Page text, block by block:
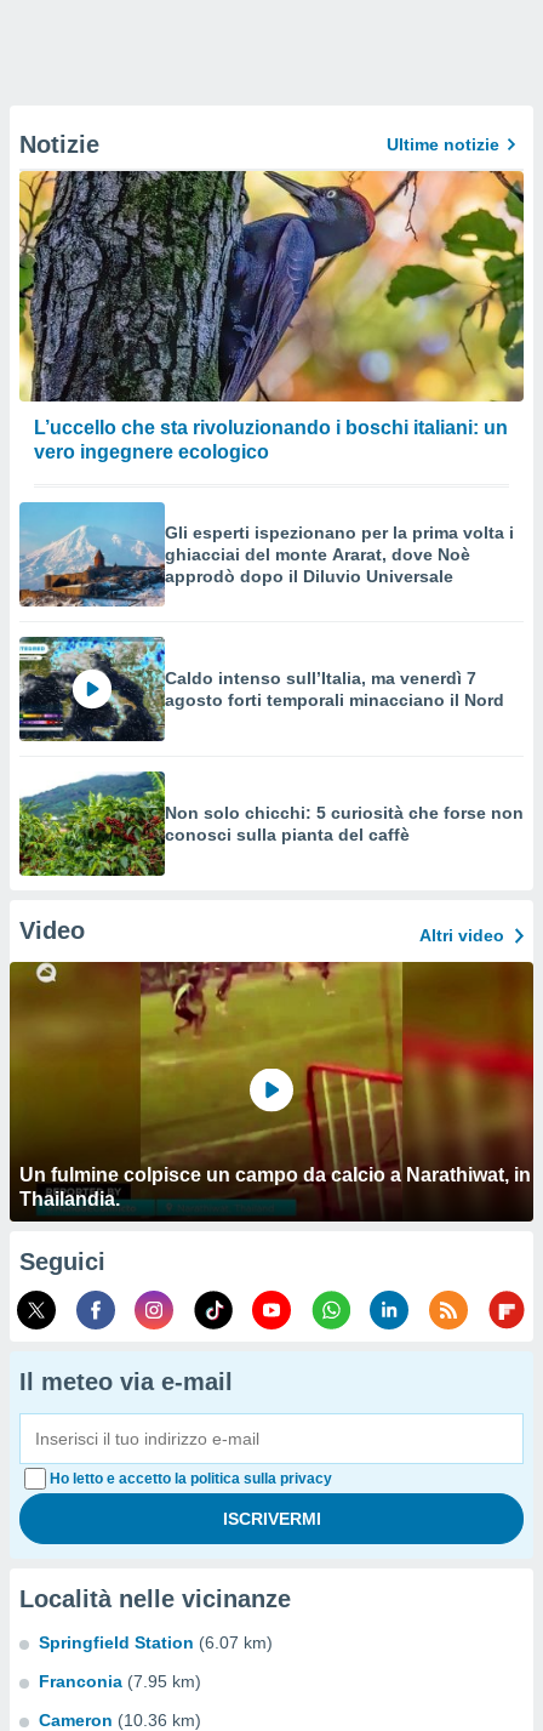
Notizie Ultime notizie
L’uccello che sta rivoluzionando i boschi italiani: un
vero ingegnere ecologico
Gli esperti ispezionano per la prima volta i
ghiacciai del monte Ararat, dove Noè
approdò dopo il Diluvio Universale
Caldo intenso sull’Italia, ma venerdì 7
agosto forti temporali minacciano il Nord
Non solo chicchi: 5 curiosità che forse non
conosci sulla pianta del caffè
Video Altri video
Un fulmine colpisce un campo da calcio a Narathiwat, in
Thailandia.
Seguici
Il meteo via e-mail
Ho letto e accetto la politica sulla privacy
Località nelle vicinanze
Springfield Station (6.07 km)
Franconia (7.95 km)
Cameron (10.36 km)